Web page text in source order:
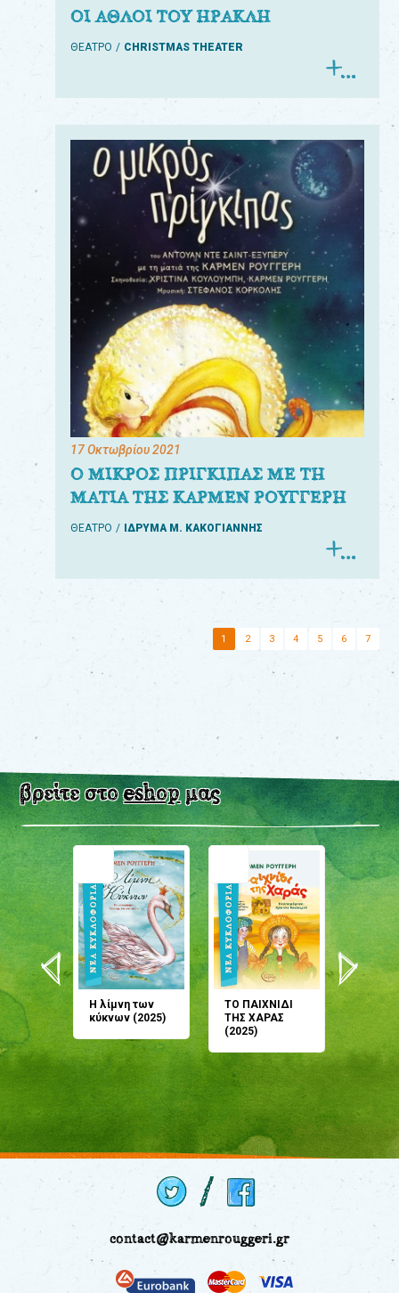
ΟΙ ΑΘΛΟΙ ΤΟΥ ΗΡΑΚΛΗ
ΘΕΑΤΡΟ CHRISTMAS THEATER
17 Οκτωβρίου 2021
Ο ΜΙΚΡΟΣ ΠΡΙΓΚΙΠΑΣ ΜΕ ΤΗ
ΜΑΤΙΑ ΤΗΣ ΚΑΡΜΕΝ ΡΟΥΓΓΕΡΗ
ΘΕΑΤΡΟ ΙΔΡΥΜΑ Μ. ΚΑΚΟΓΙΑΝΝΗΣ
1 2 3 4 5 6 7
βρείτε στοeshopμας
Η λίμνη των
κύκνων (2025)
ΤΟ ΠΑΙΧΝΙΔΙ
ΤΗΣ ΧΑΡΑΣ
(2025)
μου;
(2024)
contact@karmenrouggeri.gr